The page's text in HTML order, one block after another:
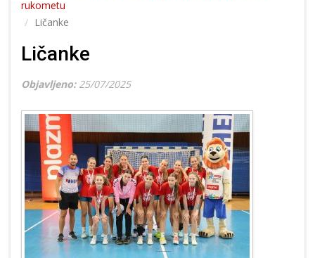
rukometu
Ličanke
Ličanke
Objavljeno: 25/07/2025